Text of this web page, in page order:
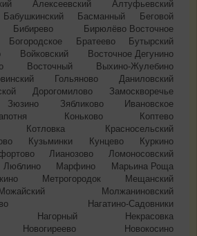
Алексеевский
Алтуфьевский
Бабушкинский Басманный
Беговой
Бибирево
Бирюлёво Восточное
Богородское Братеево
Бутырский
Войковский
Восточное Дегунино
Восточный
Выхино-Жулебино
Гольяново
Даниловский
Дорогомилово Замоскворечье
Зюзино Зябликово
Ивановское
Коньково
Коптево
Котловка
Красносельский
Кузьминки Кунцево
Куркино
Лианозово
Ломоносовский
Люблино Марфино
Марьина Роща
Метрогородок
Мещанский
Молжаниновский
Нагатино-Садовники
Нагорный
Некрасовка
Новогиреево
Новокосино